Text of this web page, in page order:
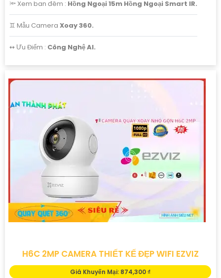
🔦 Xem ban đêm : Hồng Ngoại 15m Hồng Ngoại Smart IR.
♊ Mẫu Camera Xoay 360.
️↭ Ưu Điểm : Công Nghệ AI.
H6C 2MP CAMERA THIẾT KẾ ĐẸP WIFI EZVIZ
Giá Khuyến Mại: 874,300 ₫